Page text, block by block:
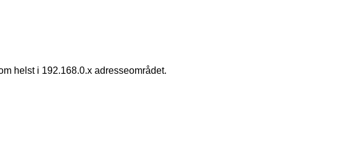
helst i 192.168.0.x adresseområdet.